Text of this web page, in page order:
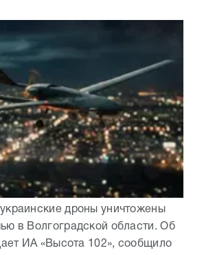
дроны уничтожены
в Волгоградской области. Об
ИА «Высота 102», сообщило